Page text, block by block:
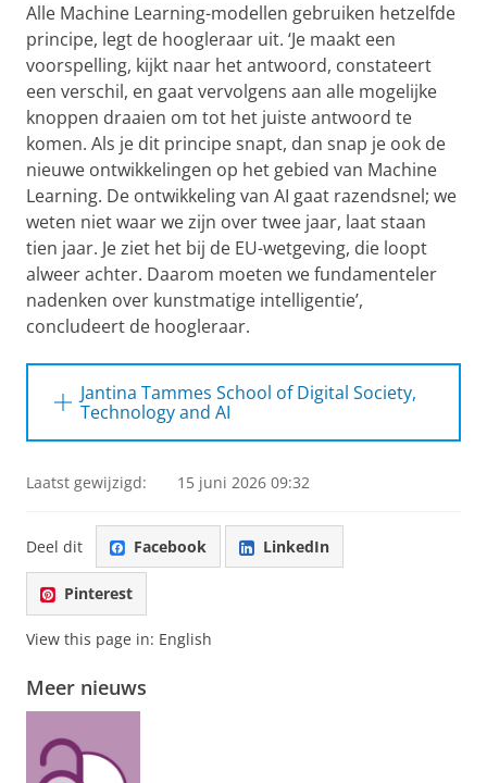
Alle Machine Learning-modellen gebruiken hetzelfde
principe, legt de hoogleraar uit. ‘Je maakt een
voorspelling, kijkt naar het antwoord, constateert
een verschil, en gaat vervolgens aan alle mogelijke
knoppen draaien om tot het juiste antwoord te
komen. Als je dit principe snapt, dan snap je ook de
nieuwe ontwikkelingen op het gebied van Machine
Learning. De ontwikkeling van AI gaat razendsnel; we
weten niet waar we zijn over twee jaar, laat staan
tien jaar. Je ziet het bij de EU-wetgeving, die loopt
alweer achter. Daarom moeten we fundamenteler
nadenken over kunstmatige intelligentie’,
concludeert de hoogleraar.
Jantina Tammes School of Digital Society,
Technology and AI
interdisciplinaire platform met de focus op de
intelligentie (AI). De JTS is een van de vier
Schools voor Wetenschap en Samenleving
de Rijksuniversiteit Groningen, die zich
bezighouden met maatschappelijke
vraagstukken, samen met publiek,
bedrijfsleven.
Laatst gewijzigd: 15 juni 2026 09:32
Deel dit Facebook LinkedIn
Pinterest
View this page in: English
Meer nieuws